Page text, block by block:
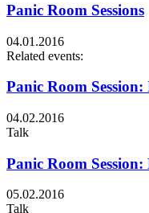
Panic Room Sessions
04.01.2016
Related events:
Panic Room
04.02.2016
Talk
Panic Room
05.02.2016
Talk